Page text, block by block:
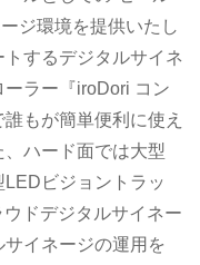
ジ環境を提供いたし
するデジタルサイネ
ラー『iroDori コン
もが簡単便利に使え
、ハード面では大型
LEDビジョントラッ
ドデジタルサイネー
イネージの運用を